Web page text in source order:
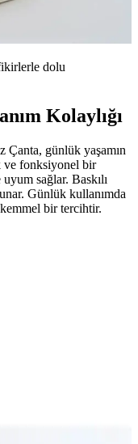
dolu
Kolaylığı
günlük yaşamın
ve fonksiyonel bir
sağlar. Baskılı
Günlük kullanımda
bir tercihtir.